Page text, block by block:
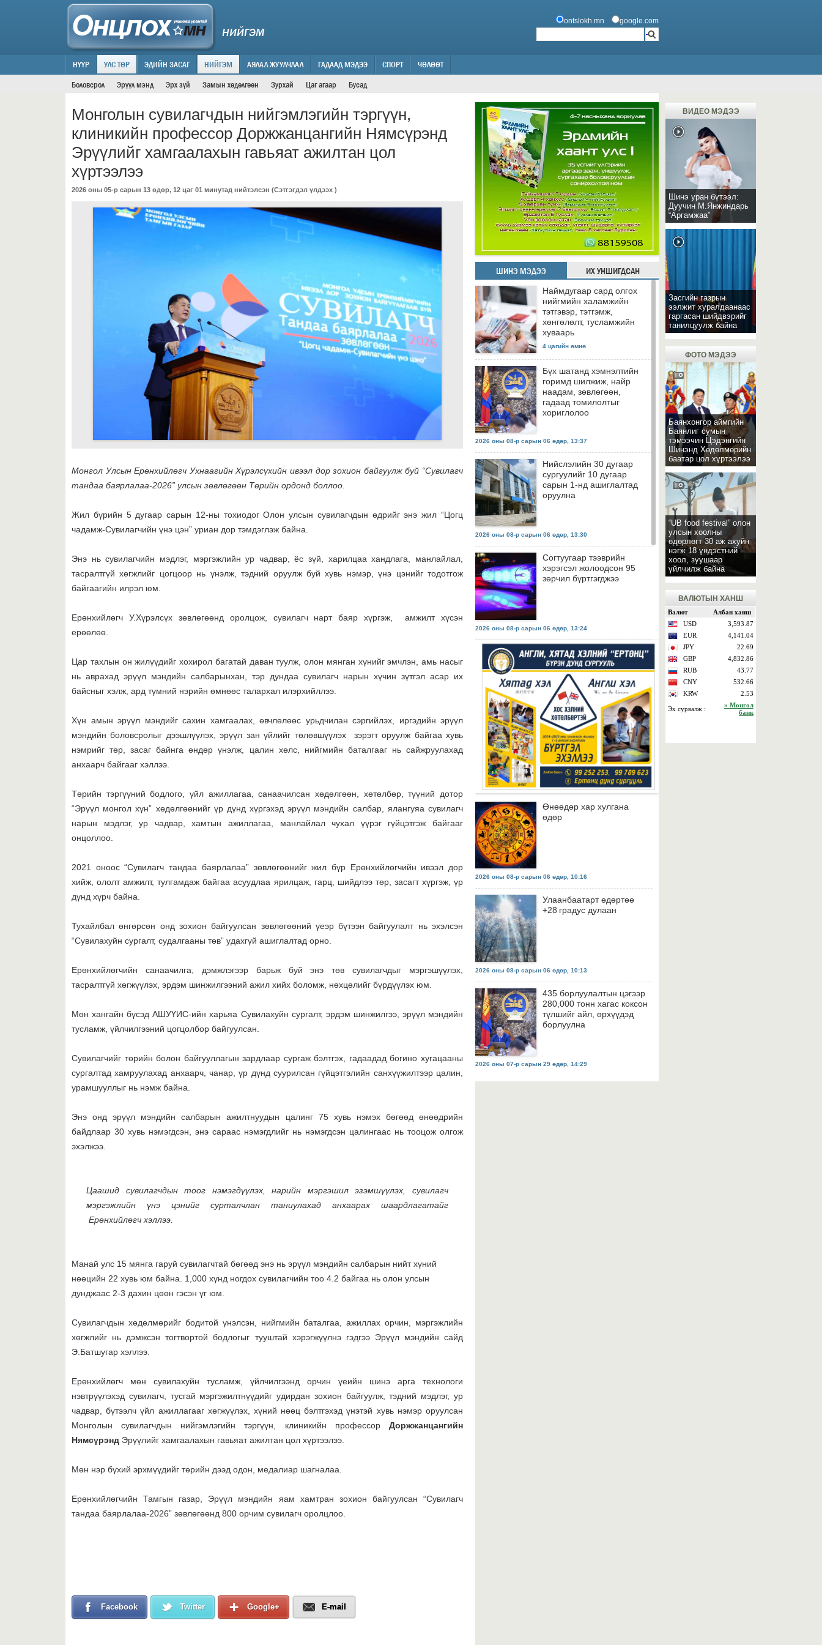
НИЙГЭМ
ontslokh.mn google.com
НҮҮР УЛС ТӨР ЭДИЙН ЗАСАГ НИЙГЭМ АЯЛАЛ ЖУУЛЧЛАЛ ГАДААД МЭДЭЭ СПОРТ
ЧӨЛӨӨТ
Боловсрол
Эрүүл мэнд Эрх зүй Замын хөдөлгөөн Зурхай Цаг агаар Бусад
Монголын сувилагчдын нийгэмлэгийн тэргүүн,
клиникийн профессор Доржжанцангийн Нямсүрэнд
Эрүүлийг хамгаалахын гавьяат ажилтан цол
хүртээлээ
2026 оны 05-р сарын 13 өдөр, 12 цаг 01 минутад нийтэлсэн (Сэтгэгдэл үлдээх )
Монгол Улсын Ерөнхийлөгч Ухнаагийн Хүрэлсүхийн ивээл дор зохион байгуулж буй “Сувилагч
тандаа баярлалаа-2026” улсын зөвлөгөөн Төрийн ордонд боллоо.
Жил бүрийн 5 дугаар сарын 12-ны тохиодог Олон улсын сувилагчдын өдрийг энэ жил “Цогц
чадамж-Сувилагчийн үнэ цэн” уриан дор тэмдэглэж байна.
Энэ нь сувилагчийн мэдлэг, мэргэжлийн ур чадвар, ёс зүй, харилцаа хандлага, манлайлал,
тасралтгүй хөгжлийг цогцоор нь үнэлж, тэдний оруулж буй хувь нэмэр, үнэ цэнийг тодотгож
байгаагийн илрэл юм.
Ерөнхийлөгч У.Хүрэлсүх зөвлөгөөнд оролцож, сувилагч нарт баяр хүргэж, амжилт хүсэн
ерөөлөө.
Цар тахлын он жилүүдийг хохирол багатай даван туулж, олон мянган хүнийг эмчлэн, амь насыг
нь аврахад эрүүл мэндийн салбарынхан, тэр дундаа сувилагч нарын хүчин зүтгэл асар их
байсныг хэлж, ард түмний нэрийн өмнөөс талархал илэрхийллээ.
Хүн амын эрүүл мэндийг сахин хамгаалах, өвчлөлөөс урьдчилан сэргийлэх, иргэдийн эрүүл
мэндийн боловсролыг дээшлүүлэх, эрүүл зан үйлийг төлөвшүүлэх зэрэгт оруулж байгаа хувь
нэмрийг төр, засаг байнга өндөр үнэлж, цалин хөлс, нийгмийн баталгааг нь сайжруулахад
анхаарч байгааг хэллээ.
Төрийн тэргүүний бодлого, үйл ажиллагаа, санаачилсан хөдөлгөөн, хөтөлбөр, түүний дотор
“Эрүүл монгол хүн” хөдөлгөөнийг үр дүнд хүргэхэд эрүүл мэндийн салбар, ялангуяа сувилагч
нарын мэдлэг, ур чадвар, хамтын ажиллагаа, манлайлал чухал үүрэг гүйцэтгэж байгааг
онцоллоо.
2021 оноос “Сувилагч тандаа баярлалаа” зөвлөгөөнийг жил бүр Ерөнхийлөгчийн ивээл дор
хийж, ололт амжилт, тулгамдаж байгаа асуудлаа ярилцаж, гарц, шийдлээ төр, засагт хүргэж, үр
дүнд хүрч байна.
Тухайлбал өнгөрсөн онд зохион байгуулсан зөвлөгөөний үеэр бүтээн байгуулалт нь эхэлсэн
“Сувилахуйн сургалт, судалгааны төв” удахгүй ашиглалтад орно.
Ерөнхийлөгчийн санаачилга, дэмжлэгээр барьж буй энэ төв сувилагчдыг мэргэшүүлэх,
тасралтгүй хөгжүүлэх, эрдэм шинжилгээний ажил хийх боломж, нөхцөлийг бүрдүүлэх юм.
Мөн хангайн бүсэд АШУҮИС-ийн харьяа Cувилахуйн сургалт, эрдэм шинжилгээ, эрүүл мэндийн
тусламж, үйлчилгээний цогцолбор байгуулсан.
Сувилагчийг төрийн болон байгууллагын зардлаар сургаж бэлтгэх, гадаадад богино хугацааны
сургалтад хамруулахад анхаарч, чанар, үр дүнд суурилсан гүйцэтгэлийн санхүүжилтээр цалин,
урамшууллыг нь нэмж байна.
Энэ онд эрүүл мэндийн салбарын ажилтнуудын цалинг 75 хувь нэмэх бөгөөд өнөөдрийн
байдлаар 30 хувь нэмэгдсэн, энэ сараас нэмэгдлийг нь нэмэгдсэн цалингаас нь тооцож олгож
эхэлжээ.
Цаашид сувилагчдын тоог нэмэгдүүлэх, нарийн мэргэшил эзэмшүүлэх, сувилагч
мэргэжлийн үнэ цэнийг сурталчлан таниулахад анхаарах шаардлагатайг
Ерөнхийлөгч хэллээ.
Манай улс 15 мянга гаруй сувилагчтай бөгөөд энэ нь эрүүл мэндийн салбарын нийт хүний
нөөцийн 22 хувь юм байна. 1,000 хүнд ногдох сувилагчийн тоо 4.2 байгаа нь олон улсын
дунджаас 2-3 дахин цөөн гэсэн үг юм.
Сувилагчдын хөдөлмөрийг бодитой үнэлсэн, нийгмийн баталгаа, ажиллах орчин, мэргэжлийн
хөгжлийг нь дэмжсэн тогтвортой бодлогыг тууштай хэрэгжүүлнэ гэдгээ Эрүүл мэндийн сайд
Э.Батшугар хэллээ.
Ерөнхийлөгч мөн сувилахуйн тусламж, үйлчилгээнд орчин үеийн шинэ арга технологи
нэвтрүүлэхэд сувилагч, тусгай мэргэжилтнүүдийг удирдан зохион байгуулж, тэдний мэдлэг, ур
чадвар, бүтээлч үйл ажиллагааг хөгжүүлэх, хүний нөөц бэлтгэхэд үнэтэй хувь нэмэр оруулсан
Монголын сувилагчдын нийгэмлэгийн тэргүүн, клиникийн профессор Доржжанцангийн
Нямсүрэнд Эрүүлийг хамгаалахын гавьяат ажилтан цол хүртээлээ.
Мөн нэр бүхий эрхмүүдийг төрийн дээд одон, медалиар шагналаа.
Ерөнхийлөгчийн Тамгын газар, Эрүүл мэндийн яам хамтран зохион байгуулсан “Сувилагч
тандаа баярлалаа-2026” зөвлөгөөнд 800 орчим сувилагч оролцлоо.
Facebook Twitter Google+ E-mail
ШИНЭ МЭДЭЭ ИХ УНШИГДСАН
Наймдугаар сард олгох
нийгмийн халамжийн
тэтгэвэр, тэтгэмж,
хөнгөлөлт, тусламжийн
хуваарь
4 цагийн өмнө
Бүх шатанд хэмнэлтийн
горимд шилжиж, найр
наадам, зөвлөгөөн,
гадаад томилолтыг
хориглолоо
2026 оны 08-р сарын 06 өдөр, 13:37
Нийслэлийн 30 дугаар
сургуулийг 10 дугаар
сарын 1-нд ашиглалтад
оруулна
2026 оны 08-р сарын 06 өдөр, 13:30
Согтуугаар тээврийн
хэрэгсэл жолоодсон 95
зөрчил бүртгэгджээ
2026 оны 08-р сарын 06 өдөр, 13:24
Өнөөдөр хар хулгана
өдөр
2026 оны 08-р сарын 06 өдөр, 10:16
Улаанбаатарт өдөртөө
+28 градус дулаан
2026 оны 08-р сарын 06 өдөр, 10:13
435 борлуулалтын цэгээр
280,000 тонн хагас коксон
түлшийг айл, өрхүүдэд
борлуулна
2026 оны 07-р сарын 29 өдөр, 14:29
ВИДЕО МЭДЭЭ
Шинэ уран бүтээл:
Дуучин М.Янжиндарь
“Аргамжаа”
Засгийн газрын
ээлжит хуралдаанаас
гаргасан шийдвэрийг
танилцуулж байна
ФОТО МЭДЭЭ
Баянхонгор аймгийн
Баянлиг сумын
тэмээчин Цэдэнгийн
Шинэнд Хөдөлмөрийн
баатар цол хүртээлээ
“UB food festival” олон
улсын хоолны
өдөрлөгт 30 аж ахуйн
нэгж 18 үндэстний
хоол, зуушаар
үйлчилж байна
ВАЛЮТЫН ХАНШ